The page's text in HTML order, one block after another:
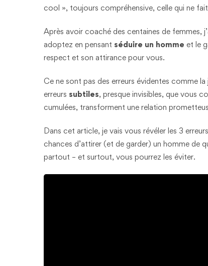
cool », toujours compréhensive, celle qui ne
Après avoir coaché des centaines de femmes,
adoptez en pensant séduire un homme et le
respect et son attirance pour vous.
Ce ne sont pas des erreurs évidentes comme
erreurs subtiles, presque invisibles, que vous
cumulées, transforment une relation
Dans cet article, je vais vous révéler les 3
chances d’attirer (et de garder) un homme de
partout – et surtout, vous pourrez les éviter.